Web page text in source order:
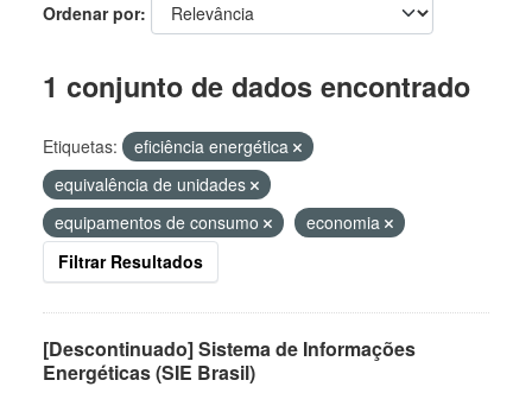
Ordenar por
1 conjunto de dados encontrado
Etiquetas:
eficiência energética
equivalência de unidades
equipamentos de consumo
economia
Filtrar Resultados
[Descontinuado] Sistema de Informações
Energéticas (SIE Brasil)